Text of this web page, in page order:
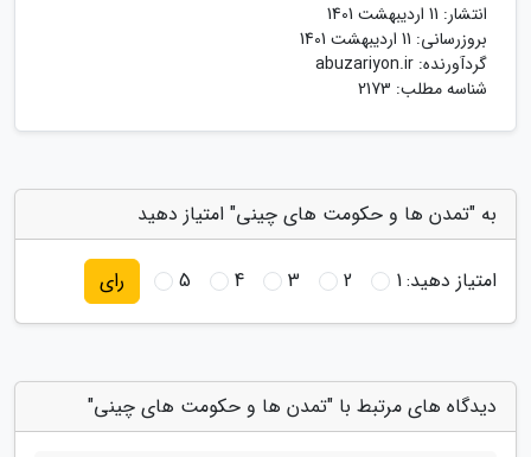
انتشار: 11 اردیبهشت 1401
بروزرسانی: 11 اردیبهشت 1401
گردآورنده: abuzariyon.ir
شناسه مطلب: 2173
به "تمدن ها و حکومت های چینی" امتیاز دهید
امتیاز دهید:1
2
3
4
5 رای
دیدگاه های مرتبط با "تمدن ها و حکومت های چینی"